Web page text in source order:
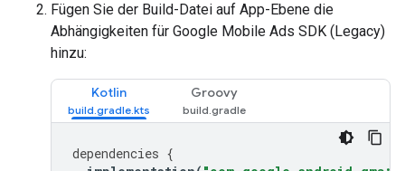
Fügen Sie der Build-Datei auf App-Ebene die
Abhängigkeiten für Google Mobile Ads SDK (Legacy)
hinzu:
Kotlin Groovy
dependencies {